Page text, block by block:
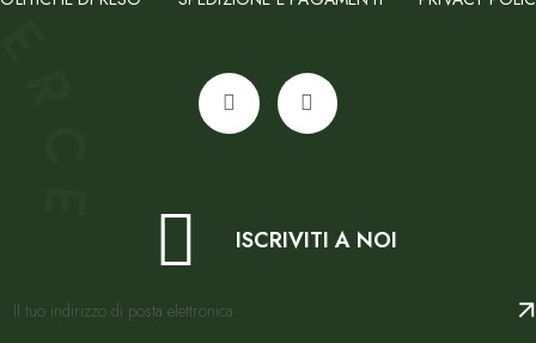
ISCRIVITI A NOI